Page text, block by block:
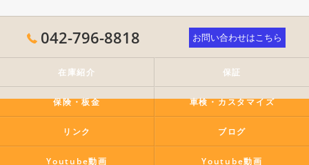
042-796-8818 お問い合わせはこちら
在庫紹介 保証
保険・板金 車検・カスタマイズ
リンク ブログ
Youtube動画 Youtube動画